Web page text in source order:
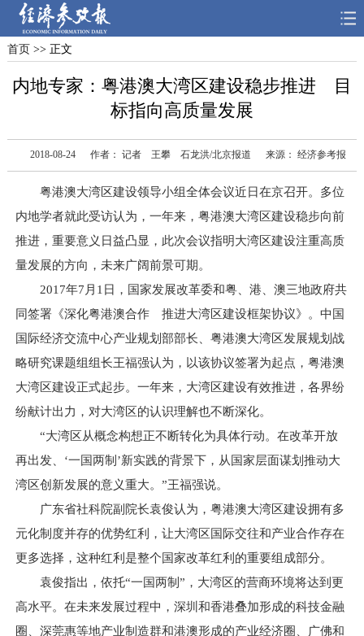
首页 深度 思想
财智
电子报
首页 >> 正文
内地专家：粤港澳大湾区建设稳步推进 目
标指向高质量发展
2018-08-24 作者： 记者 王攀 石龙洪/北京报道 来源： 经济参考报
粤港澳大湾区建设领导小组全体会议近日在京召开。多位
内地学者就此受访认为，一年来，粤港澳大湾区建设稳步向前
推进，重要意义日益凸显，此次会议指明大湾区建设注重高质
量发展的方向，未来广阔前景可期。
2017年7月1日，国家发展改革委和粤、港、澳三地政府共
同签署《深化粤港澳合作 推进大湾区建设框架协议》。中国
国际经济交流中心产业规划部部长、粤港澳大湾区发展规划战
略研究课题组组长王福强认为，以该协议签署为起点，粤港澳
大湾区建设正式起步。一年来，大湾区建设有效推进，各界纷
纷献计出力，对大湾区的认识理解也不断深化。
“大湾区从概念构想正不断转化为具体行动。在改革开放
再出发、‘一国两制’新实践的背景下，从国家层面谋划推动大
湾区创新发展的意义重大。”王福强说。
广东省社科院副院长袁俊认为，粤港澳大湾区建设拥有多
元化制度并存的优势红利，让大湾区国际交往和产业合作存在
更多选择，这种红利是整个国家改革红利的重要组成部分。
袁俊指出，依托“一国两制”，大湾区的营商环境将达到更
高水平。在未来发展过程中，深圳和香港叠加形成的科技金融
圈、深莞惠等地产业制造群和港澳形成的产业经济圈、广佛和